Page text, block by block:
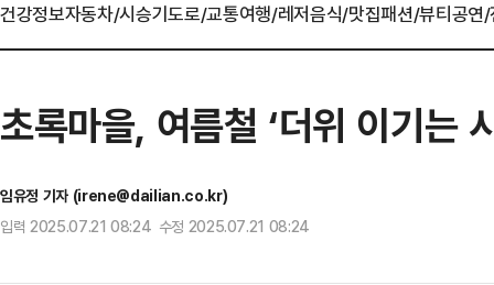
건강정보자동차/시승기도로/교통여행/레저음식/맛집패션/뷰티공연
초록마을, 여름철 ‘더위 이기는
임유정 기자 (irene@dailian.co.kr)
입력 2025.07.21 08:24 수정 2025.07.21 08:24